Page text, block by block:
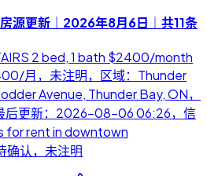
源更新｜2026年8月6日｜共11条
2 bed, 1 bath $2400/month
月，未注明，区域：Thunder
Avenue, Thunder Bay, ON，
后更新：2026-08-06 06:26，信
for rent in downtown
认，未注明